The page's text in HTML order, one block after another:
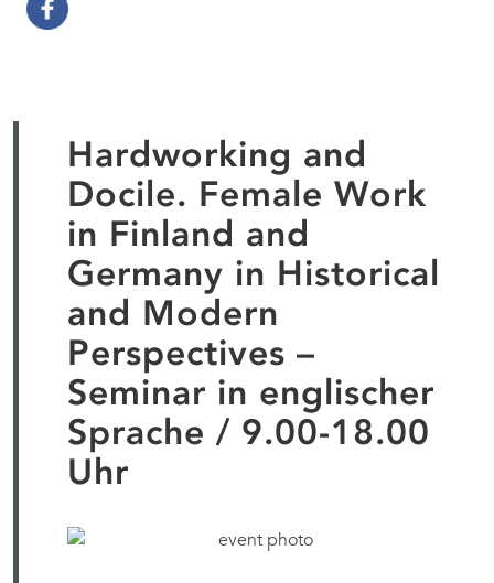
Hardworking and
Docile. Female Work
in Finland and
Germany in Historical
and Modern
Perspectives –
Seminar in englischer
Sprache / 9.00-18.00
Uhr